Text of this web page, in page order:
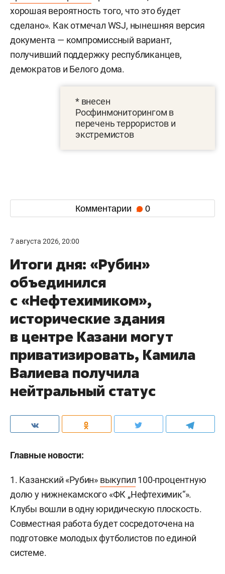
хорошая вероятность того, что это будет
сделано». Как отмечал WSJ, нынешняя версия
документа — компромиссный вариант,
получивший поддержку республиканцев,
демократов и Белого дома.
* внесен
Росфинмониторингом в
перечень террористов и
экстремистов
Комментарии 0
7 августа 2026, 20:00
Итоги дня: «Рубин»
объединился
с «Нефтехимиком»,
исторические здания
в центре Казани могут
приватизировать, Камила
Валиева получила
нейтральный статус
Главные новости:
1. Казанский «Рубин» выкупил 100-процентную
долю у нижнекамского «ФК „Нефтехимик“».
Клубы вошли в одну юридическую плоскость.
Совместная работа будет сосредоточена на
подготовке молодых футболистов по единой
системе.